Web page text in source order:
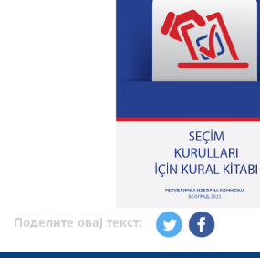
Поделите овај текст: